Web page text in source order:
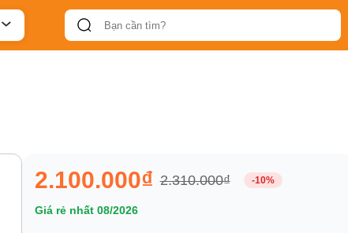
2.100.000₫ 2.310.000₫ -10%
Giá rẻ nhất 08/2026